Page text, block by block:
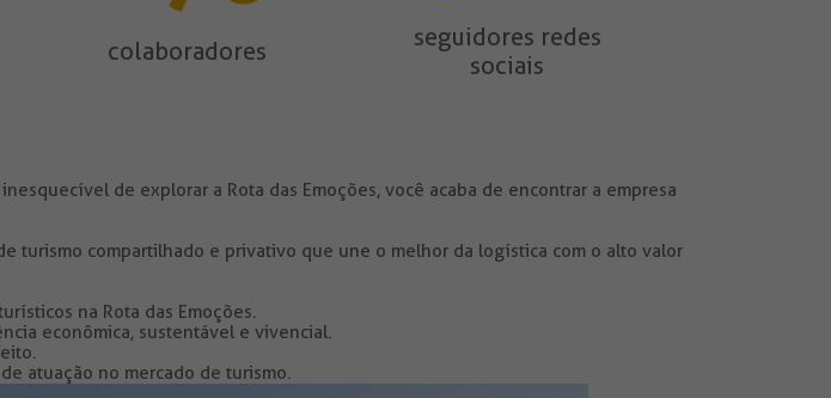
colaboradores
seguidores redes
sociais
de explorar a Rota das Emoções, você acaba de encontrar a empresa
turismo compartilhado e privativo que une o melhor da logística com o alto valor
na Rota das Emoções.
econômica, sustentável e vivencial.
atuação no mercado de turismo.